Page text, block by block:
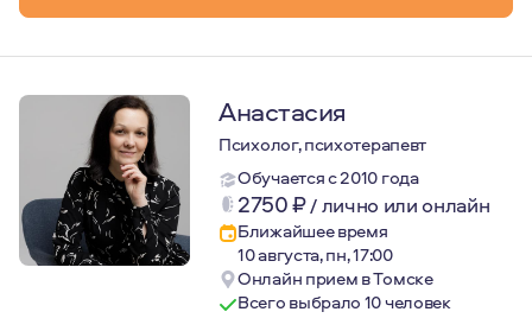
Анастасия
Психолог, психотерапевт
Обучается с 2010 года
2750₽/лично или онлайн
Ближайшее время
10 августа, пн, 17:00
Онлайн прием в Томске
Всего выбрало 10 человек